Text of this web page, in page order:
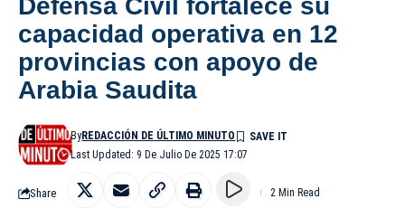
Defensa Civil fortalece su
capacidad operativa en 12
provincias con apoyo de
Arabia Saudita
Last Updated: 9 De Julio De 2025 17:07
ByREDACCIÓN DE ÚLTIMO MINUTO
Share 2 Min Read